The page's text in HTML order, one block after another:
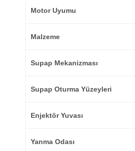
Motor Uyumu
Malzeme
Supap Mekanizması
Supap Oturma Yüzeyleri
Enjektör Yuvası
Yanma Odası